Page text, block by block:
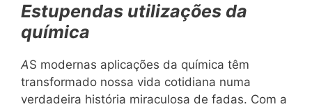
Estupendas utilizações da
química
AS modernas aplicações da química têm
transformado nossa vida cotidiana numa
verdadeira história miraculosa de fadas. Com a